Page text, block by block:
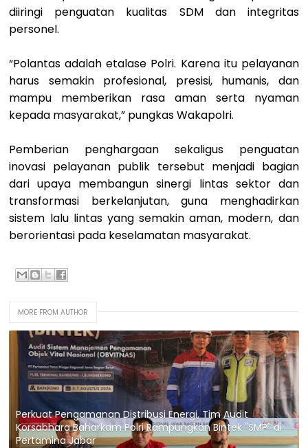
diiringi penguatan kualitas SDM dan integritas
personel.
“Polantas adalah etalase Polri. Karena itu pelayanan
harus semakin profesional, presisi, humanis, dan
mampu memberikan rasa aman serta nyaman
kepada masyarakat,” pungkas Wakapolri.
Pemberian penghargaan sekaligus penguatan
inovasi pelayanan publik tersebut menjadi bagian
dari upaya membangun sinergi lintas sektor dan
transformasi berkelanjutan, guna menghadirkan
sistem lalu lintas yang semakin aman, modern, dan
berorientasi pada keselamatan masyarakat.
MORE FROM AUTHOR
Perkuat Pengamanan Distribusi Energi, Tim Audit
Korsabhara Baharkam Polri Rampungkan Bintek "SMP" di
Pertamina Jabar